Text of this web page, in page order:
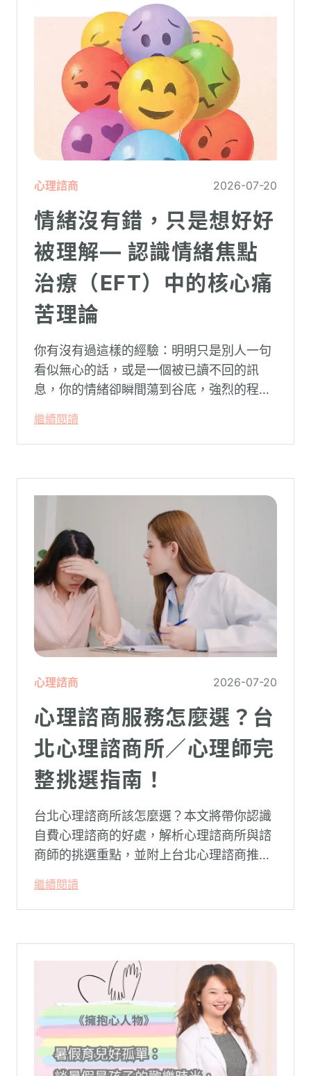
心理諮商 2026-07-20
情緒沒有錯，只是想好好
被理解— 認識情緒焦點
治療（EFT）中的核心痛
苦理論
你有沒有過這樣的經驗：明明只是別人一句
看似無心的話，或是一個被已讀不回的訊
息，你的情緒卻瞬間蕩到谷底，強烈的程度
怪：「事情真的有這麼嚴重嗎？」
繼續閱讀
心理諮商 2026-07-20
心理諮商服務怎麼選？台
北心理諮商所／心理師完
整挑選指南！
台北心理諮商所該怎麼選？本文將帶你認識
自費心理諮商的好處，解析心理諮商所與諮
商師的挑選重點，並附上台北心理諮商推薦
理，陪你面對情緒困擾找回生活步調。
繼續閱讀